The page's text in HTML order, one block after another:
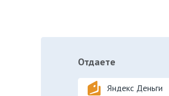
Отдаете
Яндекс Деньги